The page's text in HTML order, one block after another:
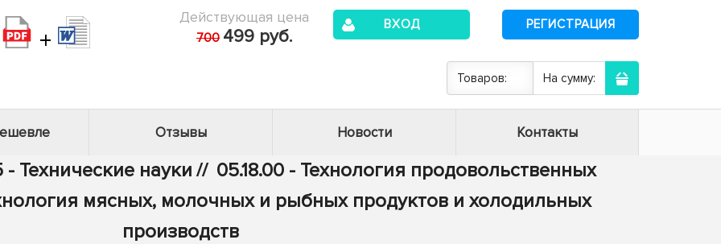
+
Действующая цена
700 499 руб.
ВХОД РЕГИСТРАЦИЯ
Товаров: На сумму:
Отзывы Новости Контакты
- Технические науки // 05.18.00 - Технология продовольственных
мясных, молочных и рыбных продуктов и холодильных
производств